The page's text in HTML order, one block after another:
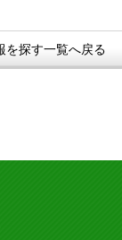
を探す一覧へ戻る